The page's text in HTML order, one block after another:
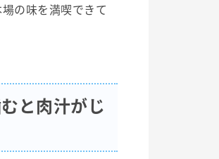
の味を満喫できて
と肉汁がじ